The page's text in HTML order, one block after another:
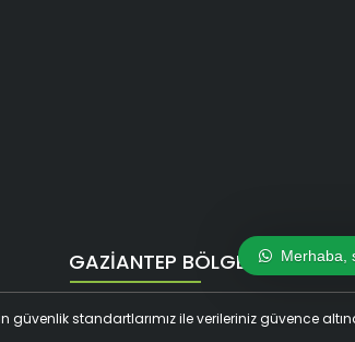
Merhaba,
GAZIANTEP BÖLGE
güvenlik standartlarımız ile verileriniz güvence